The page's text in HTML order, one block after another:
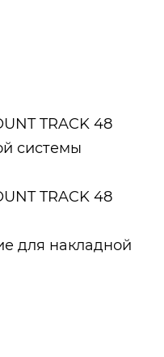
TRACK 48
системы
TRACK 48
для накладной